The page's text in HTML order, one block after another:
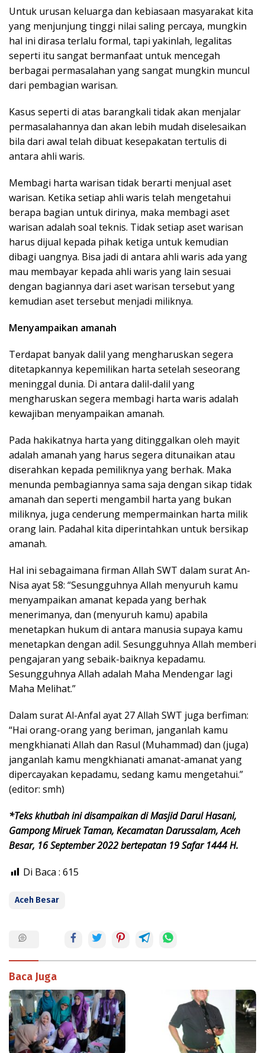
Untuk urusan keluarga dan kebiasaan masyarakat kita
yang menjunjung tinggi nilai saling percaya, mungkin
hal ini dirasa terlalu formal, tapi yakinlah, legalitas
seperti itu sangat bermanfaat untuk mencegah
berbagai permasalahan yang sangat mungkin muncul
dari pembagian warisan.
Kasus seperti di atas barangkali tidak akan menjalar
permasalahannya dan akan lebih mudah diselesaikan
bila dari awal telah dibuat kesepakatan tertulis di
antara ahli waris.
Membagi harta warisan tidak berarti menjual aset
warisan. Ketika setiap ahli waris telah mengetahui
berapa bagian untuk dirinya, maka membagi aset
warisan adalah soal teknis. Tidak setiap aset warisan
harus dijual kepada pihak ketiga untuk kemudian
dibagi uangnya. Bisa jadi di antara ahli waris ada yang
mau membayar kepada ahli waris yang lain sesuai
dengan bagiannya dari aset warisan tersebut yang
kemudian aset tersebut menjadi miliknya.
Menyampaikan amanah
Terdapat banyak dalil yang mengharuskan segera
ditetapkannya kepemilikan harta setelah seseorang
meninggal dunia. Di antara dalil-dalil yang
mengharuskan segera membagi harta waris adalah
kewajiban menyampaikan amanah.
Pada hakikatnya harta yang ditinggalkan oleh mayit
adalah amanah yang harus segera ditunaikan atau
diserahkan kepada pemiliknya yang berhak. Maka
menunda pembagiannya sama saja dengan sikap tidak
amanah dan seperti mengambil harta yang bukan
miliknya, juga cenderung mempermainkan harta milik
orang lain. Padahal kita diperintahkan untuk bersikap
amanah.
Hal ini sebagaimana firman Allah SWT dalam surat An-
Nisa ayat 58: “Sesungguhnya Allah menyuruh kamu
menyampaikan amanat kepada yang berhak
menerimanya, dan (menyuruh kamu) apabila
menetapkan hukum di antara manusia supaya kamu
menetapkan dengan adil. Sesungguhnya Allah memberi
pengajaran yang sebaik-baiknya kepadamu.
Sesungguhnya Allah adalah Maha Mendengar lagi
Maha Melihat.”
Dalam surat Al-Anfal ayat 27 Allah SWT juga berfiman:
“Hai orang-orang yang beriman, janganlah kamu
mengkhianati Allah dan Rasul (Muhammad) dan (juga)
janganlah kamu mengkhianati amanat-amanat yang
dipercayakan kepadamu, sedang kamu mengetahui.”
(editor: smh)
*Teks khutbah ini disampaikan di Masjid Darul Hasani,
Gampong Miruek Taman, Kecamatan Darussalam, Aceh
Besar, 16 September 2022 bertepatan 19 Safar 1444 H.
Di Baca : 615
Aceh Besar
Baca Juga